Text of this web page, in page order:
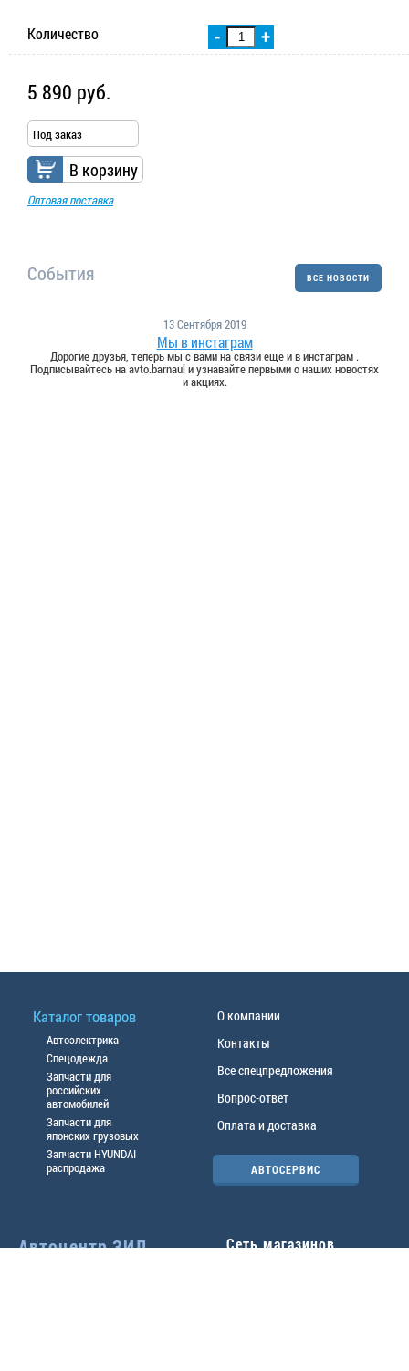
ВСЕ НОВОСТИ
События
13 Сентября 2019
Мы в инстаграм
Дорогие друзья, теперь мы с вами на связи еще и в инстаграм .
Подписывайтесь на avto.barnaul и узнавайте первыми о наших новостях
и акциях.
+
-
Количество
5 890 руб.
Под заказ
В корзину
Оптовая поставка
Каталог товаров
Автоэлектрика
Спецодежда
Запчасти для
российских
автомобилей
Запчасти для
японских грузовых
Запчасти HYUNDAI
распродажа
О компании
Контакты
Все спецпредложения
Вопрос-ответ
Оплата и доставка
АВТОСЕРВИС
Автоцентр ЗИЛ
Сеть магазинов